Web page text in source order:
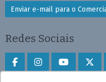
Enviar e-mail para o
Redes Sociais